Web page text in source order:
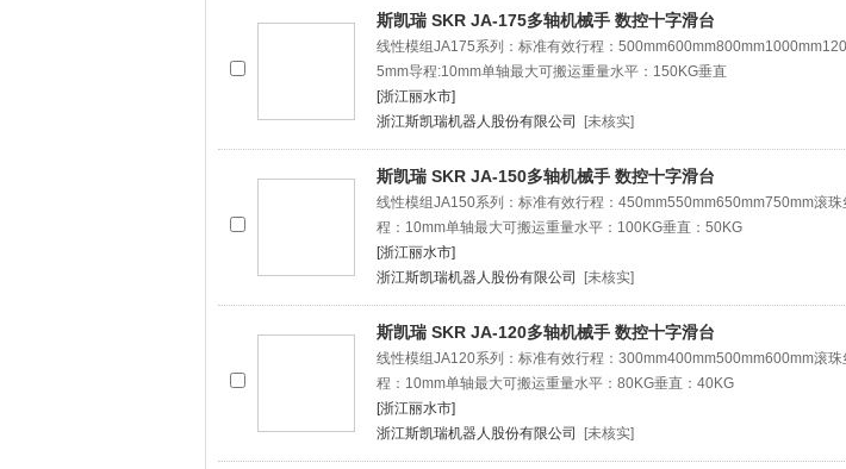
斯凯瑞 SKR JA-175多轴机械手 数控十字滑台
线性模组JA175系列：标准有效行程：
5mm导程:10mm单轴最大可搬运重量水平：150KG垂直
[浙江丽水市]
浙江斯凯瑞机器人股份有限公司
[未核实]
斯凯瑞 SKR JA-150多轴机械手 数控十字滑台
线性模组JA150系列：标准有效行程：450mm550mm650mm750mm滚
程：10mm单轴最大可搬运重量水平：100KG垂直：50KG
[浙江丽水市]
浙江斯凯瑞机器人股份有限公司
[未核实]
斯凯瑞 SKR JA-120多轴机械手 数控十字滑台
线性模组JA120系列：标准有效行程：300mm400mm500mm600mm滚
程：10mm单轴最大可搬运重量水平：80KG垂直：40KG
[浙江丽水市]
浙江斯凯瑞机器人股份有限公司
[未核实]